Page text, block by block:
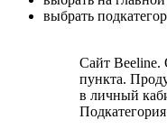
выбрать
Сайт Beeline.
пункта.
в личный